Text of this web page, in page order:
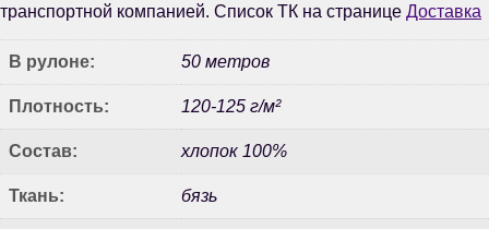
транспортной компанией. Список ТК на странице Доставка
В рулоне: 50 метров
Плотность: 120-125 г/м²
Состав: хлопок 100%
Ткань: бязь